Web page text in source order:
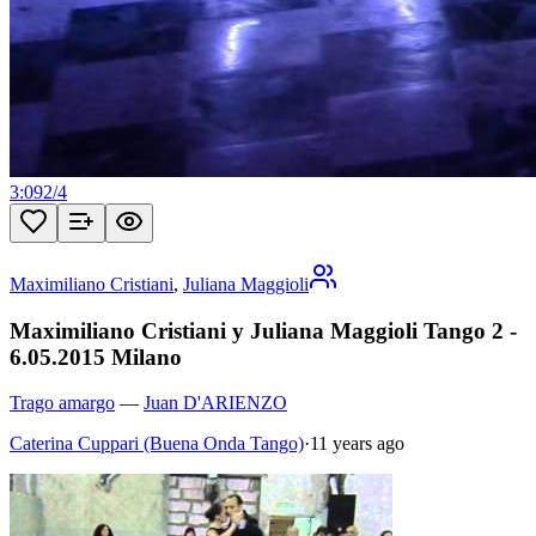
3:092/4
Maximiliano Cristiani, Juliana Maggioli
Maximiliano Cristiani y Juliana Maggioli Tango 2 -
6.05.2015 Milano
Trago amargo — Juan D'ARIENZO
Caterina Cuppari (Buena Onda Tango)·11 years ago